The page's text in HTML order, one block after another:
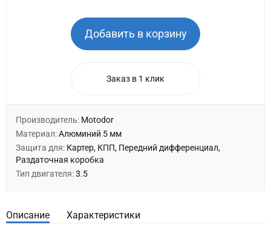
Добавить в корзину
Заказ в 1 клик
Производитель: Motodor
Материал:Алюминий 5 мм
Защита для: Картер, КПП, Передний дифференциал,
Раздаточная коробка
Тип двигателя:3.5
Описание Характеристики